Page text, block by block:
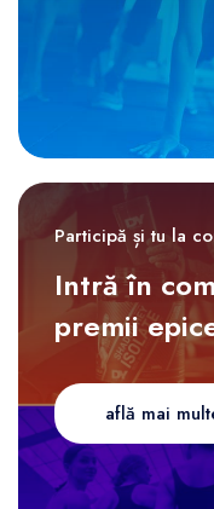
Participă și tu la
Intră în
premii
află mai